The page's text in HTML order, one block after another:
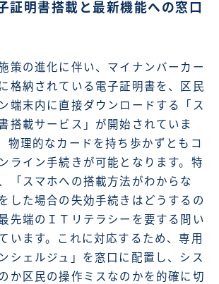
証明書搭載と最新機能への窓口
策の進化に伴い、マイナンバーカー
格納されている電子証明書を、区民
端末内に直接ダウンロードする「ス
搭載サービス」が開始されていま
物理的なカードを持ち歩かずともコ
ライン手続きが可能となります。特
「スマホへの搭載方法がわからな
した場合の失効手続きはどうするの
先端のＩＴリテラシーを要する問い
います。これに対応するため、専用
シェルジュ」を窓口に配置し、シス
か区民の操作ミスなのかを的確に切